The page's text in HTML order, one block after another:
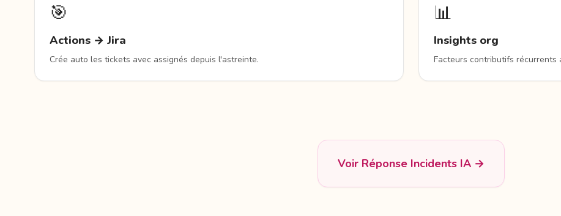
🎯
Actions → Jira
Crée auto les tickets avec assignés depuis l'astreinte.
📊
Insights org
Facteurs contributifs récurrents
Voir Réponse Incidents IA →